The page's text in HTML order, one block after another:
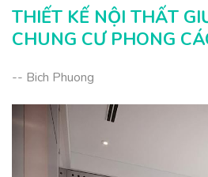
THIẾT KẾ NỘI THẤT
CHUNG CƯ PHONG
-- Bich Phuong